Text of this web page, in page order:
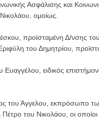
Ασφάλισης και
ομοίως.
προϊσταμένη Δ/νσης
του Δημητρίου,
ειδικός
του Άγγελου, εκπρόσωπο
Πέτρο του Νικολάου, οι